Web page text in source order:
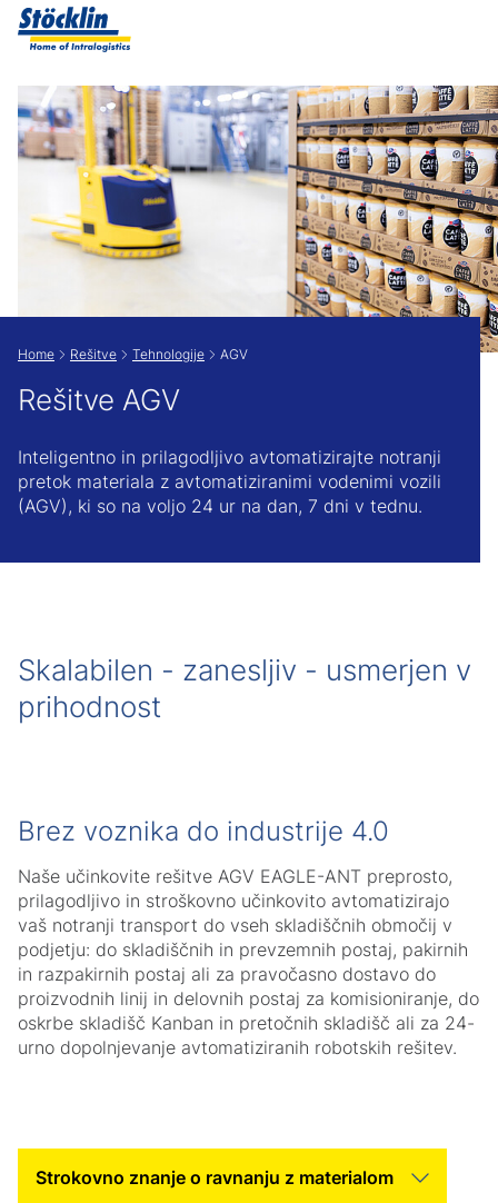
Show convenient version of this site
Don't show this message again
Home Rešitve Tehnologije AGV
Rešitve AGV
Inteligentno in prilagodljivo avtomatizirajte notranji
pretok materiala z avtomatiziranimi vodenimi vozili
(AGV), ki so na voljo 24 ur na dan, 7 dni v tednu.
Skalabilen - zanesljiv - usmerjen v
prihodnost
Brez voznika do industrije 4.0
Naše učinkovite rešitve AGV EAGLE-ANT preprosto,
prilagodljivo in stroškovno učinkovito avtomatizirajo
vaš notranji transport do vseh skladiščnih območij v
podjetju: do skladiščnih in prevzemnih postaj, pakirnih
in razpakirnih postaj ali za pravočasno dostavo do
proizvodnih linij in delovnih postaj za komisioniranje, do
oskrbe skladišč Kanban in pretočnih skladišč ali za 24-
urno dopolnjevanje avtomatiziranih robotskih rešitev.
Tab Slider Helper Text